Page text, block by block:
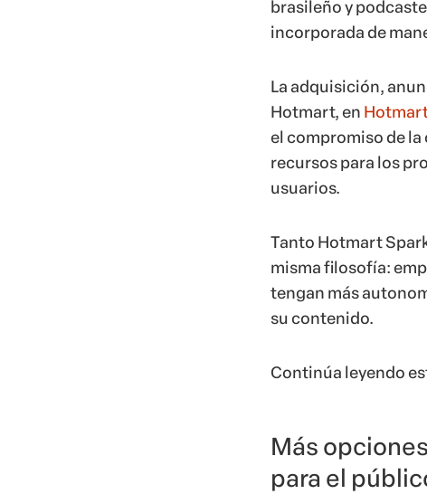
brasileño y
incorporada de
La adquisición,
Hotmart, en
el compromiso de
recursos para los
usuarios.
Tanto Hotmart
misma filosofía:
tengan más
su contenido.
Continúa leyendo
Más
para el